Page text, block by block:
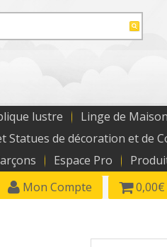
lustre Linge de Maison
Statues de décoration et de
Espace Pro
Mon Compte 0,00€